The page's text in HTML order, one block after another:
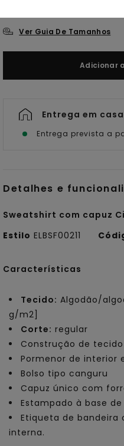
Ver Guia De Tamanhos
Adicionar
Entrega em
Entrega prevista a
Detalhes e
Sweatshirt com capuz
Estilo ELBSF00211
Características
Tecido: Algodão/
g/m2]
Corte: regular
Construção de
Pormenor de interior
Bolso tipo canguru
Capuz único com
Estampado à base
Etiqueta de bandeira
interna.